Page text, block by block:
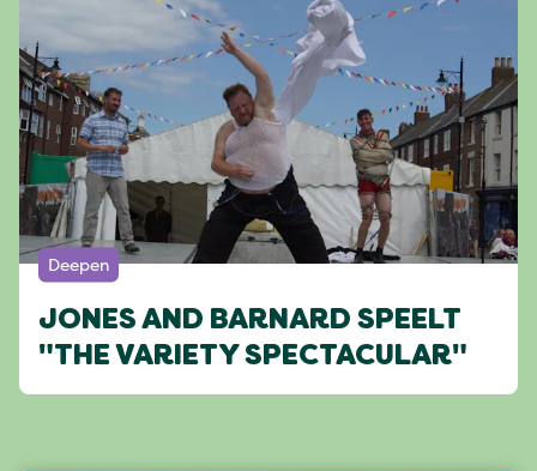
Deepen
JONES AND BARNARD SPEELT
"THE VARIETY SPECTACULAR"